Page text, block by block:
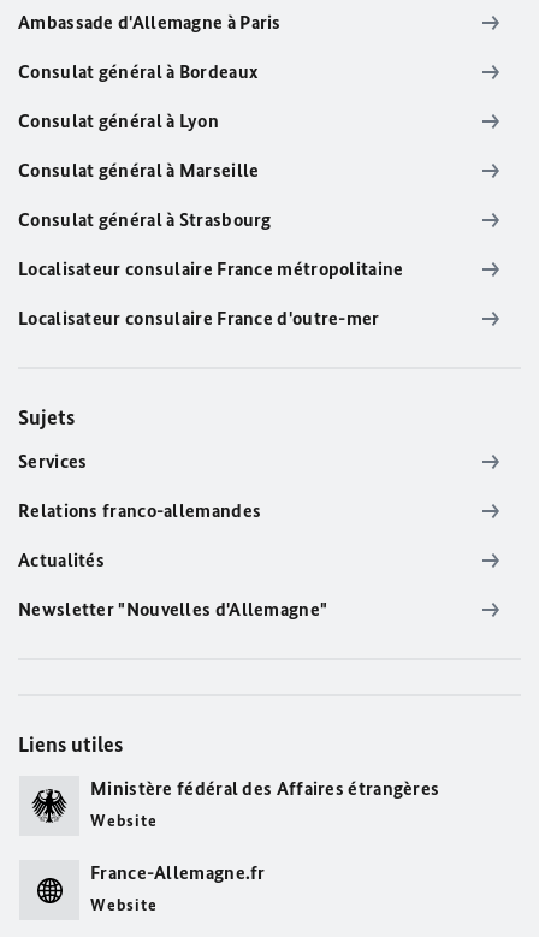
Ambassade d'Allemagne à Paris
Consulat général à Bordeaux
Consulat général à Lyon
Consulat général à Marseille
Consulat général à Strasbourg
Localisateur consulaire France métropolitaine
Localisateur consulaire France d'outre-mer
Sujets
Services
Relations franco-allemandes
Actualités
Newsletter "Nouvelles d'Allemagne"
Liens utiles
Ministère fédéral des Affaires étrangères
Website
France-Allemagne.fr
Website